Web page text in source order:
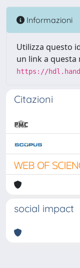
Informazioni
Utilizza questo
un link a questa
https://
Citazioni
social impact